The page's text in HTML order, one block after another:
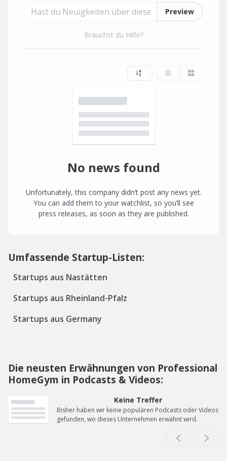
Preview
Brauchst du Hilfe?
No news found
Unfortunately, this company didn’t post any news yet.
You can add them to your watchlist, so you’ll see
press releases, as soon as they are published.
Umfassende Startup-Listen:
Startups aus Nastätten
Startups aus Rheinland-Pfalz
Startups aus Germany
Die neusten Erwähnungen von Professional
HomeGym in Podcasts & Videos:
Keine Treffer
Bisher haben wir keine populären Podcasts oder Videos
gefunden, wo dieses Unternehmen erwähnt wird.